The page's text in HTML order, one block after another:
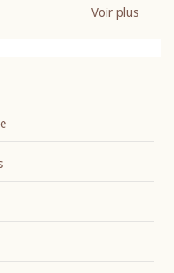
Voir plus